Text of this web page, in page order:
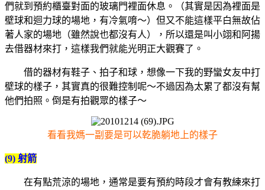
們就到預約櫃臺對面的玻璃門裡面休息。（其實是因為裡面是
壁球和迴力球的場地，有冷氣唷～）但又不能這樣平白無故佔
著人家的場地（雖然說也都沒有人），所以還是叫小翊和阿揚
去借器材來打，這樣我們就能光明正大觀賽了。
借的器材有鞋子、拍子和球，想像一下我的野蠻女友中打
壁球的樣子，其實真的很難控制呢～不過因為太累了都沒有幫
他們拍照。倒是有拍觀眾的樣子～
看看我媽一副要是可以乾脆躺地上的樣子
(9) 射箭
在有點荒涼的場地，通常是要有預約時段才會有教練來打